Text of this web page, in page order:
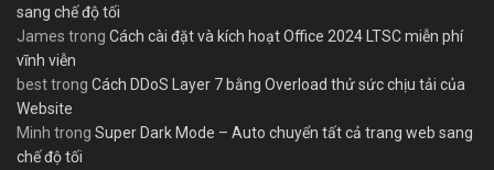
sang chế độ tối
James trong Cách cài đặt và kích hoạt Office 2024 LTSC miễn phí
vĩnh viễn
besttrong Cách DDoS Layer 7 bằng Overload thử sức chịu tải của
Website
Minh trong Super Dark Mode – Auto chuyển tất cả trang web sang
chế độ tối